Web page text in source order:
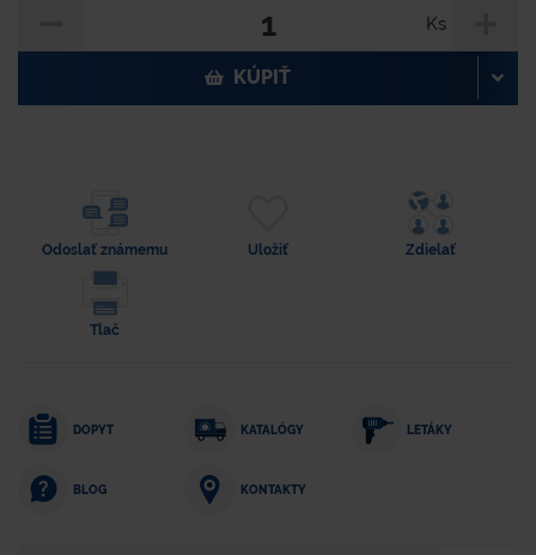
Ks
KÚPIŤ
Odoslať známemu Uložiť Zdielať
Tlač
DOPYT KATALÓGY LETÁKY
BLOG KONTAKTY